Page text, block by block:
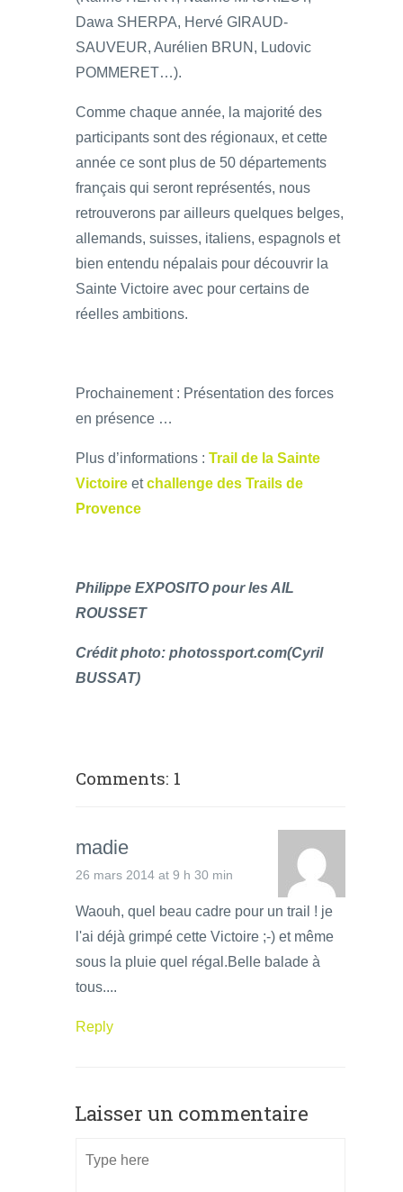
Dawa SHERPA, Hervé GIRAUD-
SAUVEUR, Aurélien BRUN, Ludovic
POMMERET…).
Comme chaque année, la majorité des
participants sont des régionaux, et cette
année ce sont plus de 50 départements
français qui seront représentés, nous
retrouverons par ailleurs quelques belges,
allemands, suisses, italiens, espagnols et
bien entendu népalais pour découvrir la
Sainte Victoire avec pour certains de
réelles ambitions.
Prochainement : Présentation des forces
en présence …
Plus d’informations : Trail de la Sainte
Victoire etchallenge des Trails de
Provence
Philippe EXPOSITO pour les AIL
ROUSSET
Crédit photo: photossport.com(Cyril
BUSSAT)
Comments: 1
madie
26 mars 2014 at 9 h 30 min
Waouh, quel beau cadre pour un trail ! je
l'ai déjà grimpé cette Victoire ;-) et même
sous la pluie quel régal.Belle balade à
tous....
Reply
Laisser un commentaire